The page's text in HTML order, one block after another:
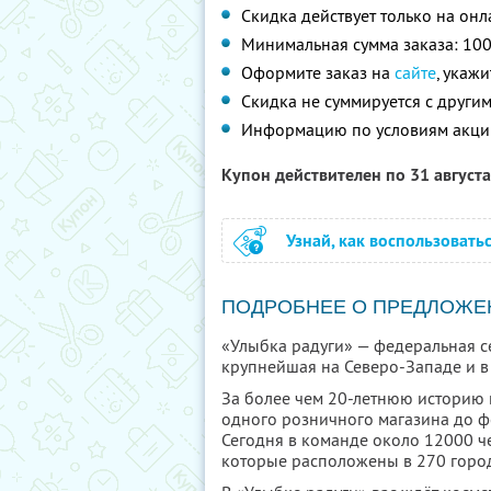
Скидка действует только на
Минимальная сумма заказа:
Оформите заказ на сайте,
Скидка не суммируется с
Информацию по условиям
Купон действителен по 31
Узнай, как
ПОДРОБНЕЕ О
«Улыбка радуги» — федеральная
крупнейшая на Северо-Западе и
За более чем 20-летнюю историю
одного розничного магазина до
Сегодня в команде около 12000
которые расположены в 270